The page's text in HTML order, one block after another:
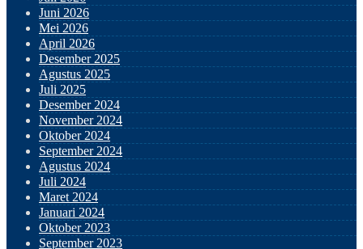
Juni 2026
Mei 2026
April 2026
Desember 2025
Agustus 2025
Juli 2025
Desember 2024
November 2024
Oktober 2024
September 2024
Agustus 2024
Juli 2024
Maret 2024
Januari 2024
Oktober 2023
September 2023